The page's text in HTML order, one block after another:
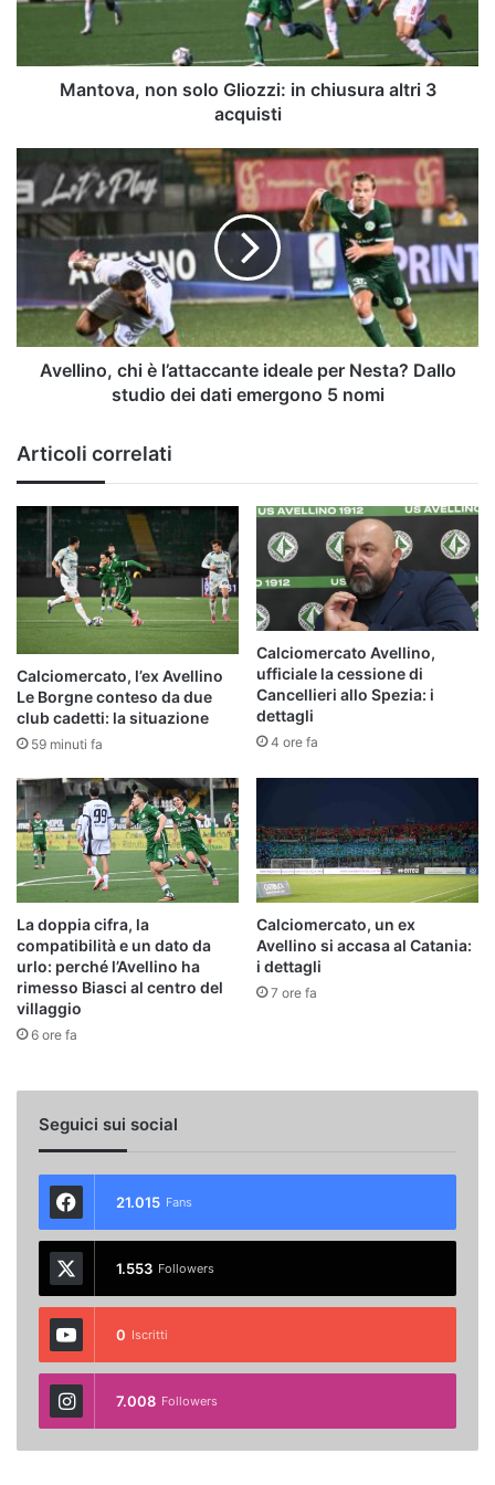
acquisti
Mantova, non solo Gliozzi: in chiusura altri 3
acquisti
chi
è
l’attaccante
Nesta?
Dallo
studio
nomi
Avellino, chi è l’attaccante ideale per Nesta? Dallo
studio dei dati emergono 5 nomi
Articoli correlati
Calciomercato, l’ex Avellino
Le Borgne conteso da due
club cadetti: la situazione
59 minuti fa
Calciomercato Avellino,
ufficiale la cessione di
Cancellieri allo Spezia: i
dettagli
4 ore fa
La doppia cifra, la
compatibilità e un dato da
urlo: perché l’Avellino ha
rimesso Biasci al centro del
villaggio
6 ore fa
Calciomercato, un ex
Avellino si accasa al Catania:
i dettagli
7 ore fa
Seguici sui social
21.015 Fans
1.553 Followers
0 Iscritti
7.008 Followers